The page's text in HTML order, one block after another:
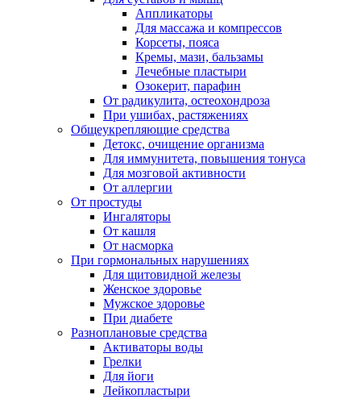
Аппликаторы
Для массажа и компрессов
Корсеты, пояса
Кремы, мази, бальзамы
Лечебные пластыри
Озокерит, парафин
От радикулита, остеохондроза
При ушибах, растяжениях
Общеукрепляющие средства
Детокс, очищение организма
Для иммунитета, повышения тонуса
Для мозговой активности
От аллергии
От простуды
Ингаляторы
От кашля
От насморка
При гормональных нарушениях
Для щитовидной железы
Женское здоровье
Мужское здоровье
При диабете
Разноплановые средства
Активаторы воды
Грелки
Для йоги
Лейкопластыри